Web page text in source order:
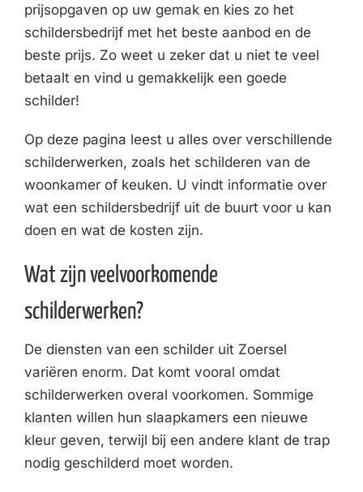
prijsopgaven op uw gemak en kies zo het
schildersbedrijf met het beste aanbod en de
beste prijs. Zo weet u zeker dat u niet te veel
betaalt en vind u gemakkelijk een goede
schilder!
Op deze pagina leest u alles over verschillende
schilderwerken, zoals het schilderen van de
woonkamer of keuken. U vindt informatie over
wat een schildersbedrijf uit de buurt voor u kan
doen en wat de kosten zijn.
Wat zijn veelvoorkomende
schilderwerken?
De diensten van een schilder uit Zoersel
variëren enorm. Dat komt vooral omdat
schilderwerken overal voorkomen. Sommige
klanten willen hun slaapkamers een nieuwe
kleur geven, terwijl bij een andere klant de trap
nodig geschilderd moet worden.